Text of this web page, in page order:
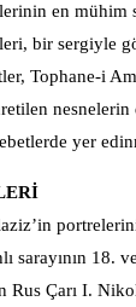
en mühim
bir sergiyle
Tophane-i
yer
sarayının
Çarı I.